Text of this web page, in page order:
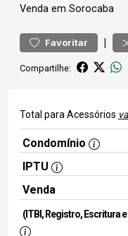
Venda em Sorocaba
Favoritar |
Compartilhe:
Total para Acessórios
Condomínio
IPTU
Venda
(ITBI, Registro, Escritura